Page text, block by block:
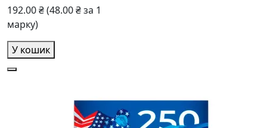
192.00 ₴(48.00 ₴ за 1
марку)
У кошик